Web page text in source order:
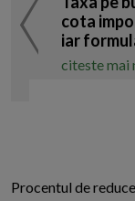
cota
iar
citeste mai
Procentul de